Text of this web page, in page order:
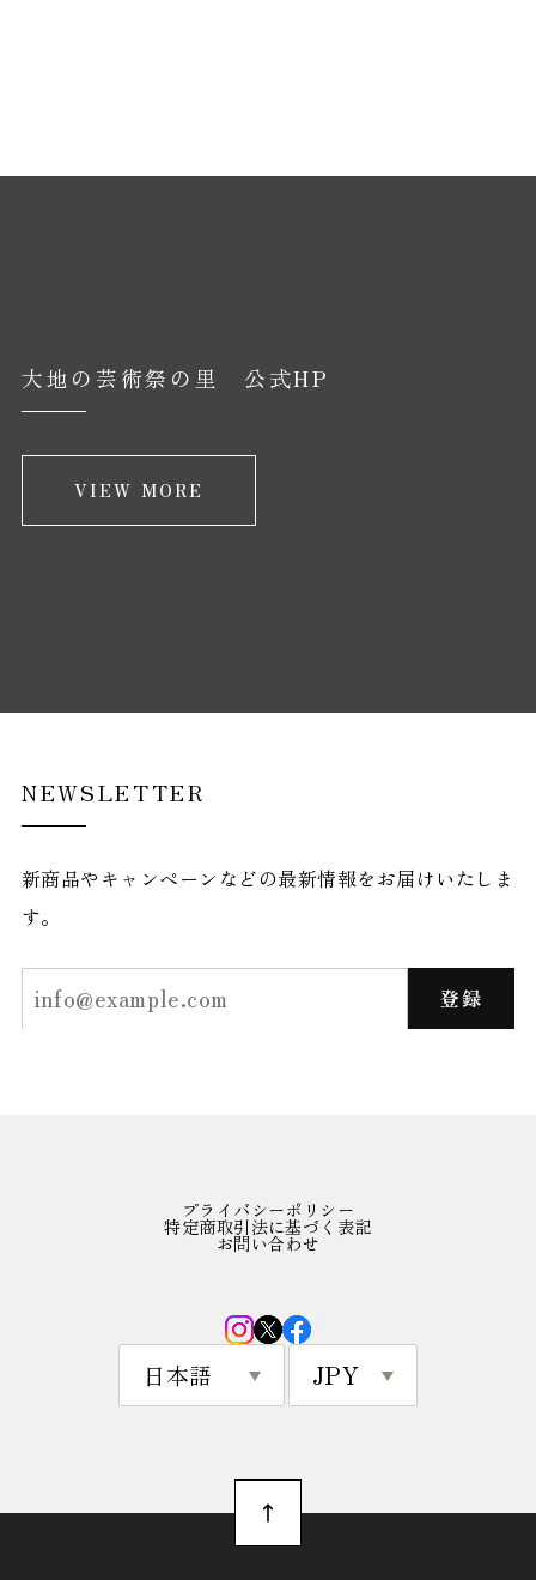
大地の芸術祭の里 公式HP
VIEW MORE
NEWSLETTER
新商品やキャンペーンなどの最新情報をお届けいたしま
す。
登録
プライバシーポリシー
特定商取引法に基づく表記
お問い合わせ